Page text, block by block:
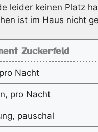
leider keinen Platz
ist im Haus nicht
Zuckerfeld
Nacht
pro Nacht
pauschal